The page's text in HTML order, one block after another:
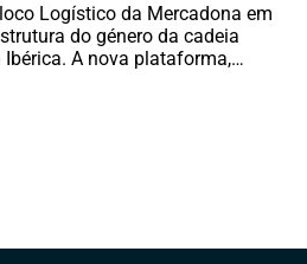
Logístico da Mercadona em
do género da cadeia
A nova plataforma,…